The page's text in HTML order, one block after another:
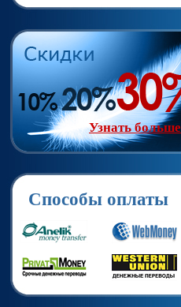
Узнать больше
Способы оплаты